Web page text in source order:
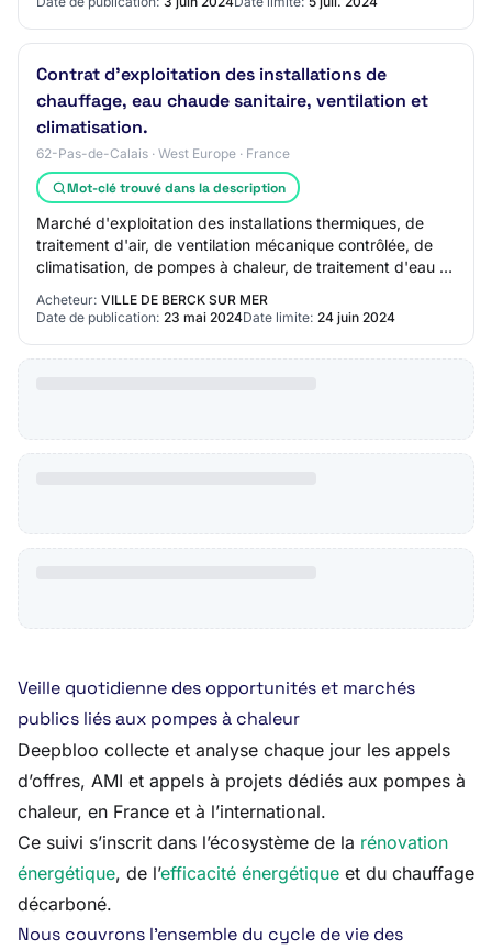
Contrat d'exploitation des installations de
chauffage, eau chaude sanitaire, ventilation et
climatisation.
62-Pas-de-Calais · West Europe · France
Mot-clé trouvé dans la description
Marché d'exploitation des installations thermiques, de
traitement d'air, de ventilation mécanique contrôlée, de
climatisation, de pompes à chaleur, de traitement d'eau et
Acheteur: VILLE DE BERCK SUR MER
Date de publication: 23 mai 2024Date limite: 24 juin 2024
Veille quotidienne des opportunités et marchés
publics liés aux pompes à chaleur
Deepbloo collecte et analyse chaque jour les appels
d’offres, AMI et appels à projets dédiés aux pompes à
chaleur, en France et à l’international.
Ce suivi s’inscrit dans l’écosystème de la rénovation
énergétique, de l’efficacité énergétique et du chauffage
décarboné.
Nous couvrons l’ensemble du cycle de vie des